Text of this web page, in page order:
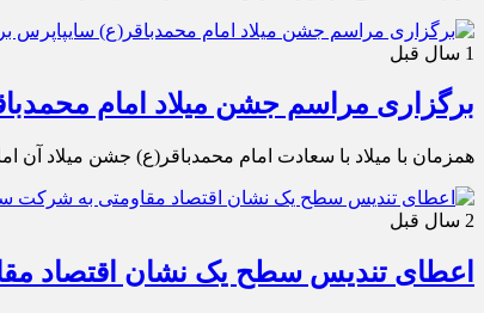
1 سال قبل
برگزاری مراسم جشن میلاد امام
همزمان با میلاد با سعادت امام محمدباقر(ع) جشن میلاد
2 سال قبل
اعطای تندیس سطح یک نشان اقتصاد